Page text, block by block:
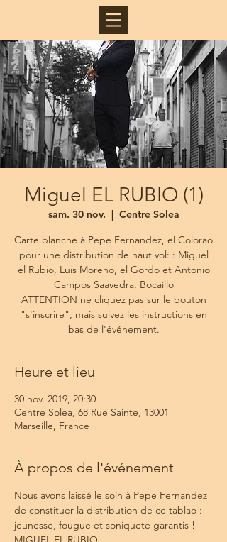
Miguel EL RUBIO (1)
sam. 30 nov.
  |
Centre Solea
Carte blanche à Pepe Fernandez, el Colorao
pour une distribution de haut vol: : Miguel
el Rubio, Luis Moreno, el Gordo et Antonio
Campos Saavedra, Bocaíllo
ATTENTION ne cliquez pas sur le bouton
"s'inscrire", mais suivez les instructions en
bas de l'événement.
Heure et lieu
30 nov. 2019, 20:30
Centre Solea, 68 Rue Sainte, 13001
Marseille, France
À propos de l'événement
Nous avons laissé le soin à Pepe Fernandez
de constituer la distribution de ce tablao :
jeunesse, fougue et soniquete garantis !